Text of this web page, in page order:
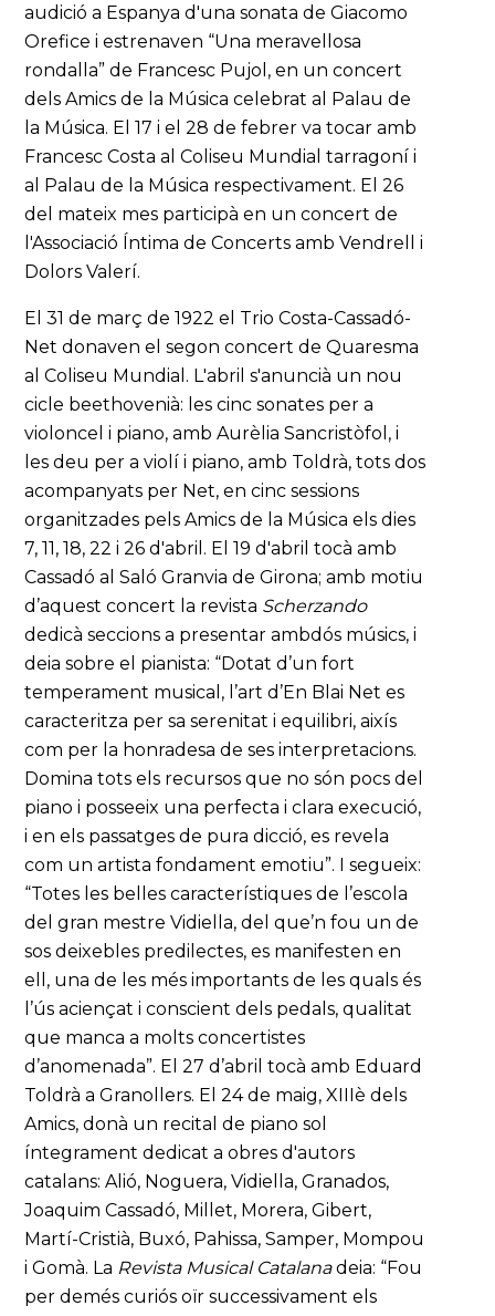
audició a Espanya d'una sonata de Giacomo
Orefice i estrenaven “Una meravellosa
rondalla” de Francesc Pujol, en un concert
dels Amics de la Música celebrat al Palau de
la Música. El 17 i el 28 de febrer va tocar amb
Francesc Costa al Coliseu Mundial tarragoní i
al Palau de la Música respectivament. El 26
del mateix mes participà en un concert de
l'Associació Íntima de Concerts amb Vendrell i
Dolors Valerí.
El 31 de març de 1922 el Trio Costa-Cassadó-
Net donaven el segon concert de Quaresma
al Coliseu Mundial. L'abril s'anuncià un nou
cicle beethovenià: les cinc sonates per a
violoncel i piano, amb Aurèlia Sancristòfol, i
les deu per a violí i piano, amb Toldrà, tots dos
acompanyats per Net, en cinc sessions
organitzades pels Amics de la Música els dies
7, 11, 18, 22 i 26 d'abril. El 19 d'abril tocà amb
Cassadó al Saló Granvia de Girona; amb motiu
d’aquest concert la revista Scherzando
dedicà seccions a presentar ambdós músics, i
deia sobre el pianista: “Dotat d’un fort
temperament musical, l’art d’En Blai Net es
caracteritza per sa serenitat i equilibri, aixís
com per la honradesa de ses interpretacions.
Domina tots els recursos que no són pocs del
piano i posseeix una perfecta i clara execució,
i en els passatges de pura dicció, es revela
com un artista fondament emotiu”. I segueix:
“Totes les belles característiques de l’escola
del gran mestre Vidiella, del que’n fou un de
sos deixebles predilectes, es manifesten en
ell, una de les més importants de les quals és
l’ús aciençat i conscient dels pedals, qualitat
que manca a molts concertistes
d’anomenada”. El 27 d’abril tocà amb Eduard
Toldrà a Granollers. El 24 de maig, XIIIè dels
Amics, donà un recital de piano sol
íntegrament dedicat a obres d'autors
catalans: Alió, Noguera, Vidiella, Granados,
Joaquim Cassadó, Millet, Morera, Gibert,
Martí-Cristià, Buxó, Pahissa, Samper, Mompou
i Gomà. La Revista Musical Catalanadeia: “Fou
per demés curiós oïr successivament els